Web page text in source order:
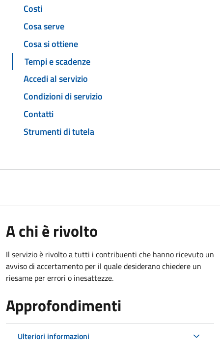
Costi
Cosa serve
Cosa si ottiene
Tempi e scadenze
Accedi al servizio
Condizioni di servizio
Contatti
Strumenti di tutela
A chi è rivolto
Il servizio è rivolto a tutti i contribuenti che hanno ricevuto un
avviso di accertamento per il quale desiderano chiedere un
riesame per errori o inesattezze.
Approfondimenti
Ulteriori informazioni